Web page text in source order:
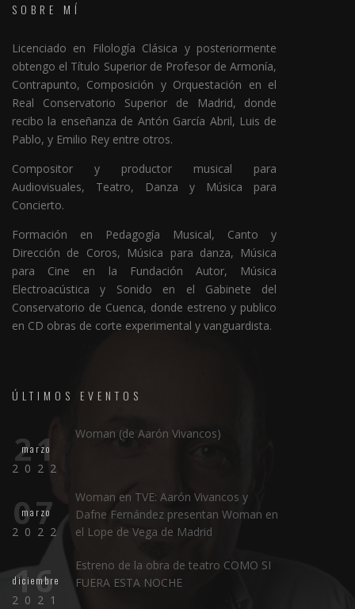
SOBRE MÍ
Licenciado en Filología Clásica y posteriormente
obtengo el Título Superior de Profesor de Armonía,
Contrapunto, Composición y Orquestación en el
Real Conservatorio Superior de Madrid, donde
recibo la enseñanza de Antón García Abril, Luis de
Pablo, y Emilio Rey entre otros.
Compositor y productor musical para
Audiovisuales, Teatro, Danza y Música para
Concierto.
Formación en Pedagogía Musical, Canto y
Dirección de Coros, Música para danza, Música
para Cine en la Fundación Autor, Música
Electroacústica y Sonido en el Gabinete del
Conservatorio de Cuenca, donde estreno y publico
en CD obras de corte experimental y vanguardista.
ÚLTIMOS EVENTOS
21
marzo
2022
Woman (de Aarón Vivancos)
07
marzo
2022
Woman en TVE: Aarón Vivancos y
Dafne Fernández presentan Woman en
el Lope de Vega de Madrid
16
diciembre
2021
Estreno de la obra de teatro COMO SI
FUERA ESTA NOCHE